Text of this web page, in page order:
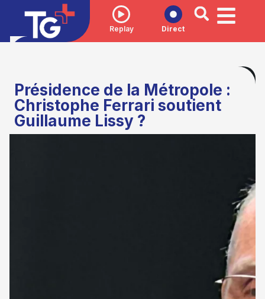
Replay Direct
Présidence de la Métropole :
Christophe Ferrari soutient
Guillaume Lissy ?